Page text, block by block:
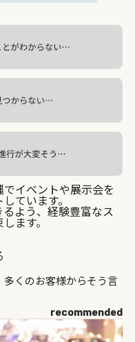
イベントや展示会を
ています。
よう、経験豊富なス
ます。
多くのお客様からそう言
recommended